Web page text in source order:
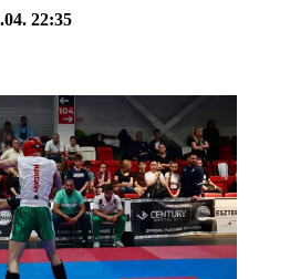
22:35